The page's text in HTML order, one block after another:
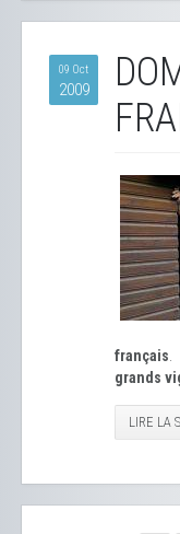
09 Oct
2009
français
grands
LIRE LA